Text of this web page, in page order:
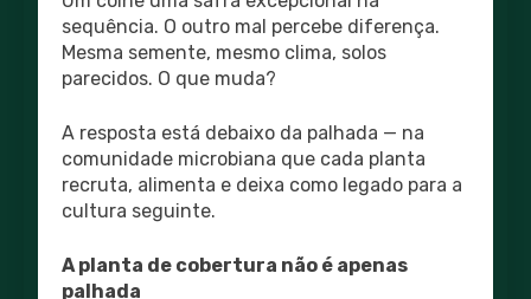
sequência. O outro mal percebe diferença.
Mesma semente, mesmo clima, solos
parecidos. O que muda?
A resposta está debaixo da palhada — na
comunidade microbiana que cada planta
recruta, alimenta e deixa como legado para a
cultura seguinte.
A planta de cobertura não é apenas
palhada